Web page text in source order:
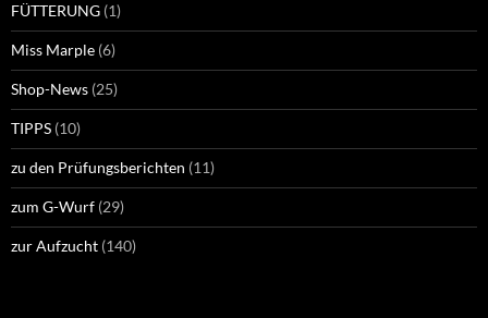
FÜTTERUNG (1)
Miss Marple (6)
Shop-News (25)
TIPPS (10)
zu den Prüfungsberichten (11)
zum G-Wurf (29)
zur Aufzucht (140)